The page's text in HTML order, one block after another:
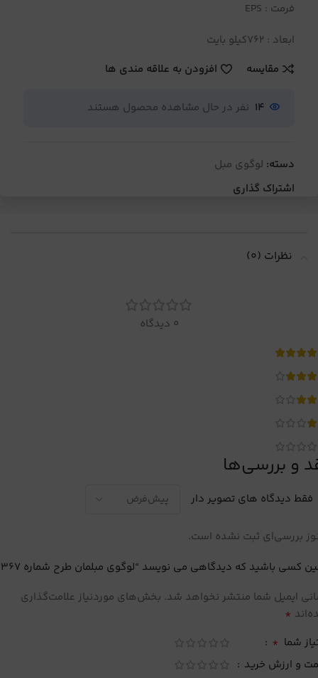
فرمت : EPS
ابعاد : 762کیلو بایت
مقایسه
افزودن به علاقه مندی ها
14 نفر در حال مشاهده محصول هستند
دسته: لوگوی مبل
اشتراک گذاری
نظرات (0)
0 دیدگاه
و بررسی‌ها
فقط دیدگاه های تصویر دار
بررسی‌ای ثبت نشده است.
کسی باشید که دیدگاهی می نویسد “لوگوی مبلمان طرح شماره 367”
ایمیل شما منتشر نخواهد شد. بخش‌های موردنیاز علامت‌گذاری
*
شما *
و ارزش خرید